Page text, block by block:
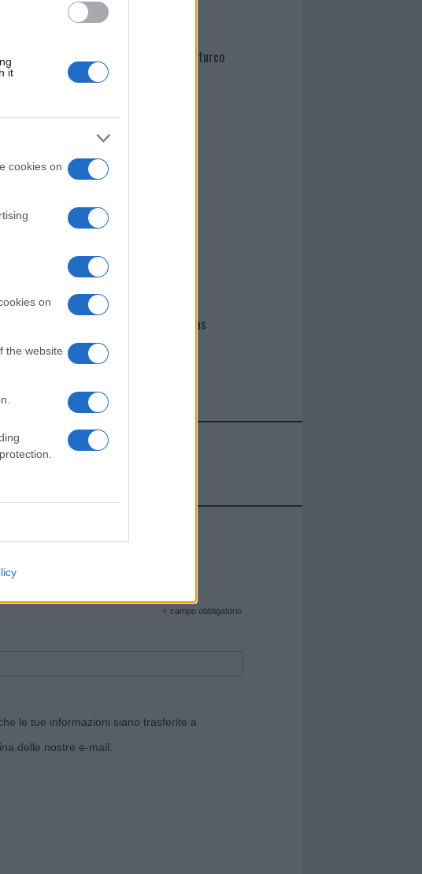
it
cookies on
on
the website
Martina Agostina Diturco
I nostri cari
I nostri cari
Giovannimaria Cabras
pubblicate sul sito web!
* campo obbligatorio
le tue informazioni siano trasferite a
delle nostre e-mail.